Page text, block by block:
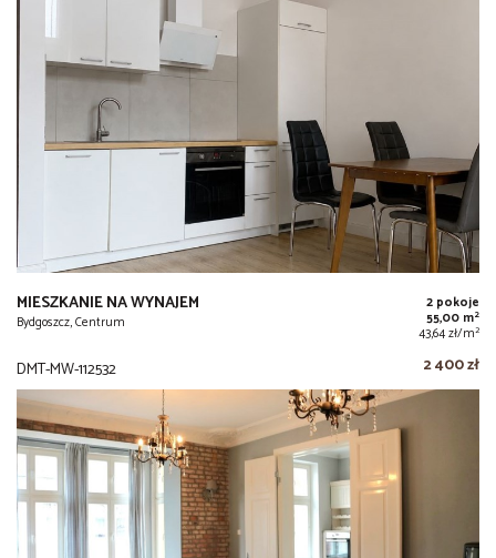
MIESZKANIE NA WYNAJEM
Bydgoszcz, Centrum
2 pokoje
55,00 m2
43,64 zł/m2
DMT-MW-112532 2 400 zł